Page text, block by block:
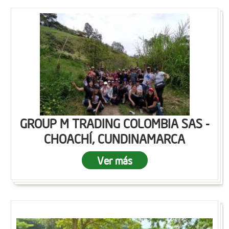
GROUP M TRADING COLOMBIA SAS -
CHOACHÍ, CUNDINAMARCA
Ver más